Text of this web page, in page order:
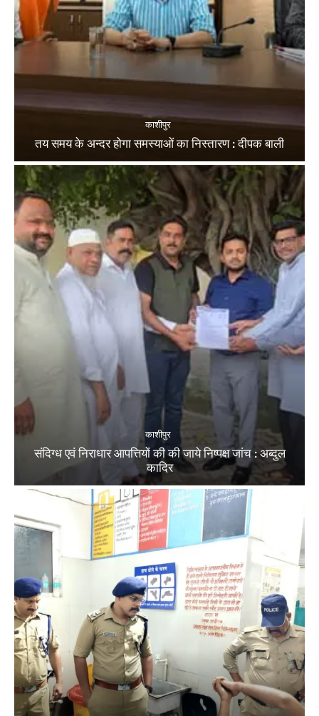
काशीपुर
तय समय के अन्दर होगा समस्याओं का निस्तारण : दीपक बाली
काशीपुर
संदिग्ध एवं निराधार आपत्तियों की की जाये निष्पक्ष जांच : अब्दुल
कादिर